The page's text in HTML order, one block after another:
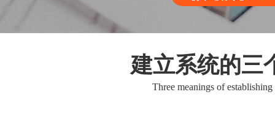
建立系统的三
Three meanings of establishing